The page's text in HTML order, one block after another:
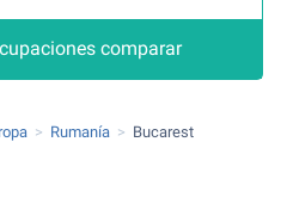
comparar
Rumanía Bucarest